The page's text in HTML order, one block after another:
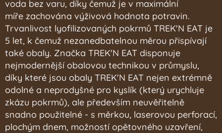
voda bez varu, díky čemuž je v maximální
míře zachována výživová hodnota potravin.
Trvanlivost lyofilizovaných pokrmů TREK'N EAT je
5 let, k čemuž nezanedbatelnou měrou přispívají
také obaly. Značka TREK'N EAT disponuje
nejmodernější obalovou technikou v průmyslu,
díky které jsou obaly TREK'N EAT nejen extrémně
odolné a neprodyšné pro kyslík (který urychluje
zkázu pokrmů), ale především neuvěřitelně
snadno použitelné - s měrkou, laserovou perforací,
plochým dnem, možností opětovného uzavření,